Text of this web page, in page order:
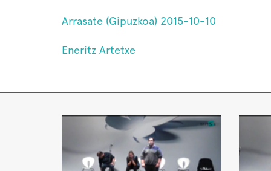
Arrasate (Gipuzkoa) 2015-10-10
Eneritz Artetxe